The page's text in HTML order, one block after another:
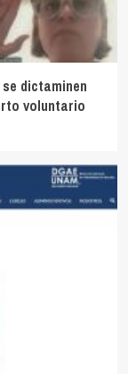
dictaminen
voluntario